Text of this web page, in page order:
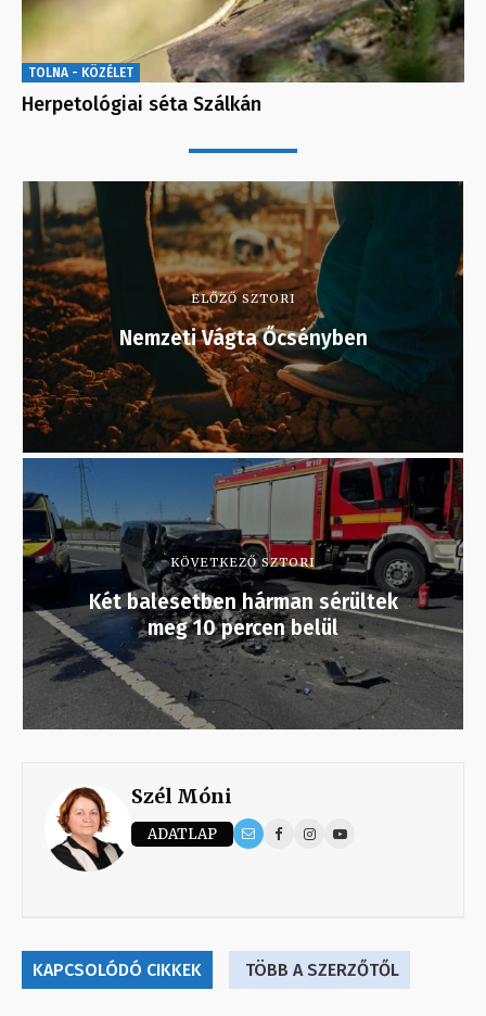
TOLNA - KÖZÉLET
Herpetológiai séta Szálkán
ELŐZŐ SZTORI
Nemzeti Vágta Őcsényben
KÖVETKEZŐ SZTORI
Két balesetben hárman sérültek
meg 10 percen belül
Szél Móni
ADATLAP
KAPCSOLÓDÓ CIKKEK TÖBB A SZERZŐTŐL